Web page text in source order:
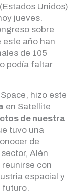
(Estados Unidos)
jueves.
sobre
este año han
de 105
podía faltar
hizo este
en Satellite
de nuestra
tuvo una
de
Alén
con
espacial y
futuro.